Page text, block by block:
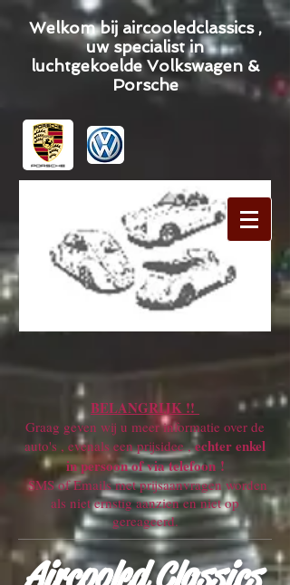
Welkom bij aircooledclassics ,
uw specialist in
luchtgekoelde Volkswagen &
Porsche
BELANGRIJK !!
Graag geven wij u meer informatie over de
auto's , evenals een prijsidee ,echter enkel
in persoon of via telefoon !
SMS of Emails met prijsaanvragen worden
als niet ernstig aanzien en niet op
gereageerd.